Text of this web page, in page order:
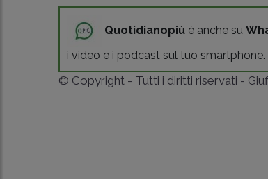
Quotidianopiù è anche su
i video e i podcast sul tuo smartphone.
© Copyright - Tutti i diritti riservati -